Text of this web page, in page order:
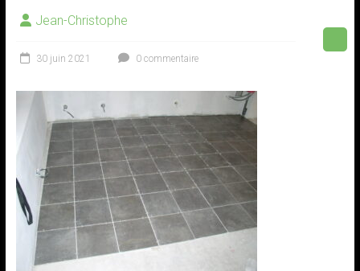
Jean-Christophe
30 juin 2021 0 commentaire